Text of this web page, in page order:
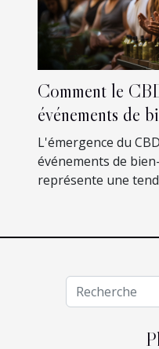
Comment le
événements de
L'émergence du
événements de
représente une